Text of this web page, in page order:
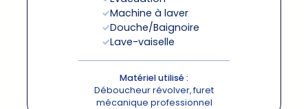
Machine à laver
Douche/Baignoire
Lave-vaiselle
Matériel utilisé :
Déboucheur révolver, furet
mécanique professionnel